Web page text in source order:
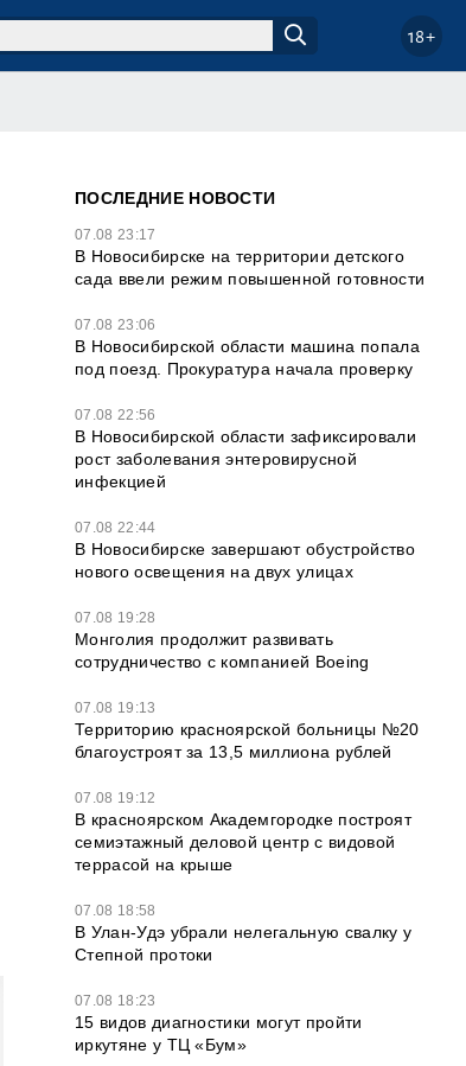
18+
ПОСЛЕДНИЕ НОВОСТИ
07.08 23:17
В Новосибирске на территории детского
сада ввели режим повышенной готовности
07.08 23:06
В Новосибирской области машина попала
под поезд. Прокуратура начала проверку
07.08 22:56
В Новосибирской области зафиксировали
рост заболевания энтеровирусной
инфекцией
07.08 22:44
В Новосибирске завершают обустройство
нового освещения на двух улицах
07.08 19:28
Монголия продолжит развивать
сотрудничество с компанией Boeing
07.08 19:13
Территорию красноярской больницы №20
благоустроят за 13,5 миллиона рублей
07.08 19:12
В красноярском Академгородке построят
семиэтажный деловой центр с видовой
террасой на крыше
07.08 18:58
В Улан-Удэ убрали нелегальную свалку у
Степной протоки
07.08 18:23
15 видов диагностики могут пройти
иркутяне у ТЦ «Бум»